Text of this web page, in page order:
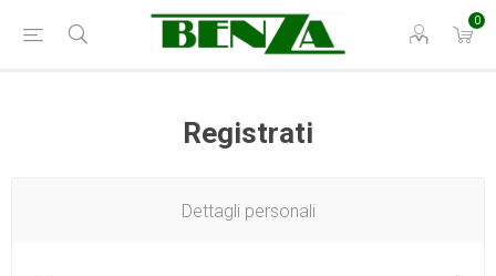
0
Registrati
Dettagli personali